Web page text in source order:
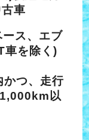
車
ス、エブ
車を除く)
つ、走行
以